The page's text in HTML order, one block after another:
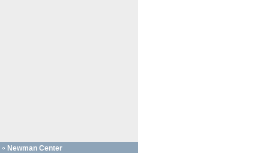
Newman Center